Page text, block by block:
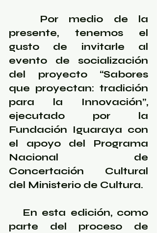
presente, tenemos el
gusto de invitarle al
evento de socialización
del proyecto “Sabores
que proyectan: tradición
ejecutado por la
Fundación Iguaraya con
el apoyo del Programa
Nacional de
Concertación Cultural
del Ministerio de Cultura.
parte del proceso de